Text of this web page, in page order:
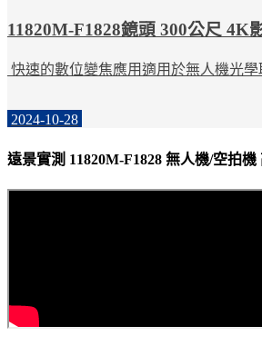
11820M-F1828鏡頭 300公尺 4K
快速的數位變焦應用適用於無人機光學
2024-10-28
遠景實測 11820M-F1828 無人機/空拍機